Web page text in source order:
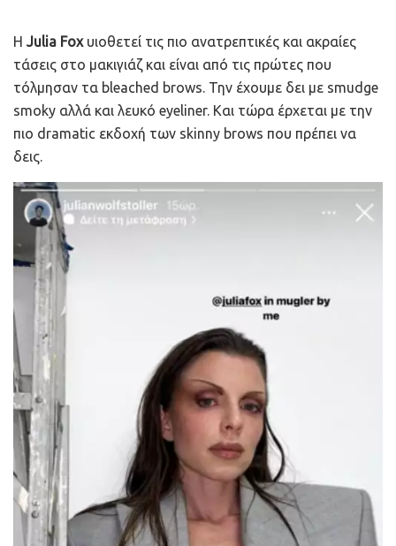
Η Julia Foxυιοθετεί τις πιο ανατρεπτικές και ακραίες
τάσεις στο μακιγιάζ και είναι από τις πρώτες που
τόλμησαν τα bleached brows. Την έχουμε δει με smudge
smoky αλλά και λευκό eyeliner. Και τώρα έρχεται με την
πιο dramatic εκδοχή των skinny brows που πρέπει να
δεις.